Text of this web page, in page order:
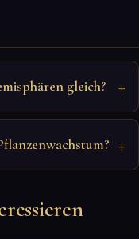
gleich?